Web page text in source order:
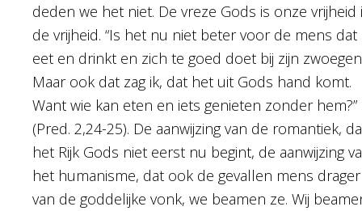
deden we het niet. De vreze Gods is onze vrijheid
de vrijheid. “Is het nu niet beter voor de mens dat
eet en drinkt en zich te goed doet bij zijn
Maar ook dat zag ik, dat het uit Gods hand komt.
Want wie kan eten en iets genieten zonder hem?”
(Pred. 2,24-25). De aanwijzing van de romantiek,
het Rijk Gods niet eerst nu begint, de aanwijzing
het humanisme, dat ook de gevallen mens
van de goddelijke vonk, we beamen ze. Wij